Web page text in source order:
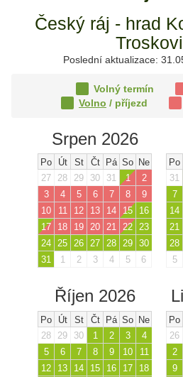
Český ráj - hrad
Poslední aktualizace:
Volný termín
Volno / příjezd
Srpen 2026
Po Út St Čt Pá So Ne
27
28 29 30 31 1
2
3
4 5 6 7 8
9
10
11 12 13 14 15
16
17
18 19 20 21 22 23
24 25 26 27 28 29 30
31
1 2 3 4 5 6
Po
31
7
14
21
28
5
Říjen 2026
Po Út St Čt Pá So Ne
28
29 30 1 2 3
4
5
6 7 8 9 10
11
12
13 14 15 16 17
18
Po
26
2
9